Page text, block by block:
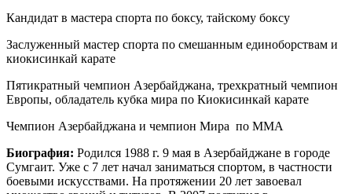
Кандидат в мастера спорта по боксу, тайскому боксу
Заслуженный мастер спорта по смешанным единоборствам и
киокисинкай карате
Пятикратный чемпион Азербайджана, трехкратный чемпион
Европы, обладатель кубка мира по Киокисинкай карате
Чемпион Азербайджана и чемпион Мира по ММА
Биография: Родился 1988 г. 9 мая в Азербайджане в городе
Сумгаит. Уже с 7 лет начал заниматься спортом, в частности
боевыми искусствами. На протяжении 20 лет завоевал